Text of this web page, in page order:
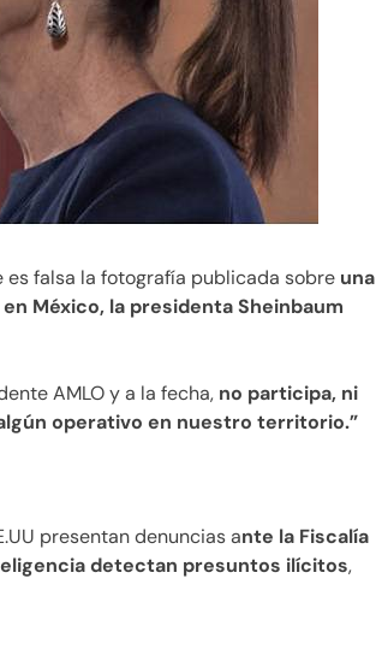
es falsa la fotografía publicada sobre una
México, la presidenta Sheinbaum
AMLO y a la fecha, no participa, ni
operativo en nuestro territorio.”
presentan denuncias ante la Fiscalía
detectan presuntos ilícitos,